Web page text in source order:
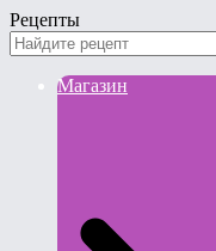
Рецепты
Магазин